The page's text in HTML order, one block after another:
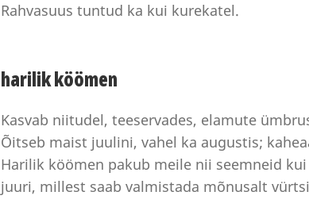
Rahvasuus tuntud ka kui kurekatel.
harilik köömen
Kasvab niitudel, teeservades, elamute
Õitseb maist juulini, vahel ka augustis;
Harilik köömen pakub meile nii seemneid
juuri, millest saab valmistada mõnusalt